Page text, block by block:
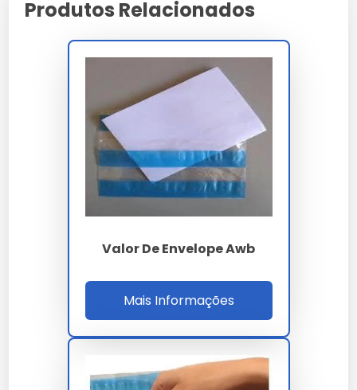
até 7 dias, price hold de 120 dias, cláusula de
ressarcimento por ocorrência logística e SLA de
OTIF 98% com rastreabilidade end-to-end via ID
Datamatrix. A logística porta-a-porta inclui
palletização estabilizada com filme stretch 20
µm, identificação GS1-128 e nota fiscal eletrônica
com XML compatível com SAP, Oracle, Protheus
e Sankhya em interface automatizada.
Para decisão de compra o comprador técnico
deve comparar TCO total cost of ownership
perda setup, SLA, payback de estoque e ROI
inclui visita técnica ISO 19011, análise de
capacidade instalada acima de 80 t/mês,
estoque de segurança 25 dias e certificação
ambiental, assegurando continuidade de
fornecimento e compliance regulatório em toda
Produtos Relacionados
Valor De Envelope Awb
Mais Informações